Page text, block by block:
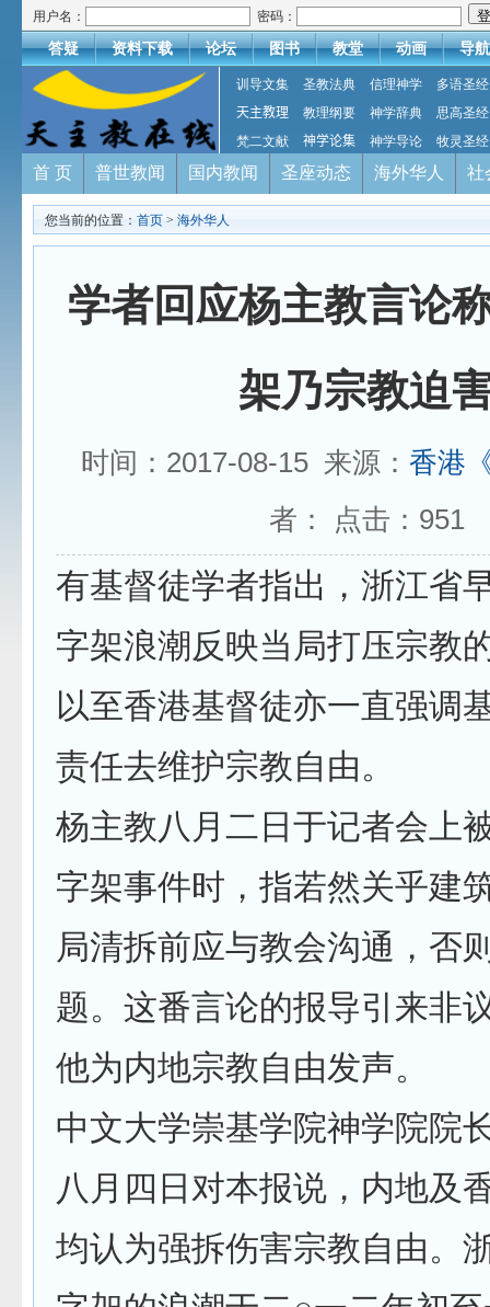
用户名： 密码：
答疑 资料下载 论坛 图书 教堂 动画 导航
训导文集 圣教法典 信理神学
多语圣经
天主教理
教理纲要 神学辞典
思高圣经
梵二文献
神学论集 神学导论 牧灵圣经
首 页 普世教闻 国内教闻 圣座动态 海外华人 社
您当前的位置： 首页 > 海外华人
学者回应杨主教言论
架乃宗教迫
时间：2017-08-15 来源： 香港
者： 点击： 951
有基督徒学者指出，浙江省
字架浪潮反映当局打压宗教
以至香港基督徒亦一直强调
责任去维护宗教自由。
杨主教八月二日于记者会上
字架事件时，指若然关乎建
局清拆前应与教会沟通，否
题。这番言论的报导引来非
他为内地宗教自由发声。
中文大学崇基学院神学院院
八月四日对本报说，内地及
均认为强拆伤害宗教自由。